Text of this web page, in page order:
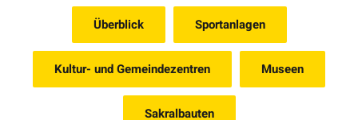
Überblick Sportanlagen
Kultur- und Gemeindezentren Museen
Sakralbauten